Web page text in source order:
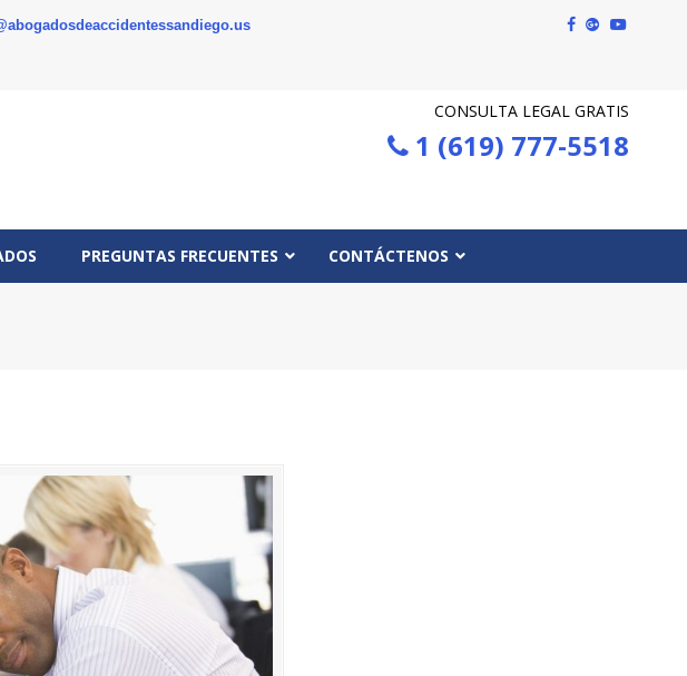
CONSULTA LEGAL GRATIS
1 (619) 777-5518
PREGUNTAS FRECUENTES CONTÁCTENOS